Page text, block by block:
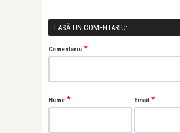
LASĂ UN COMENTARIU:
Comentariu:*
Nume:* Email:*